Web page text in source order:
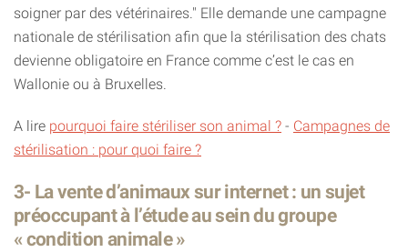
soigner par des vétérinaires." Elle demande une campagne
nationale de stérilisation afin que la stérilisation des chats
devienne obligatoire en France comme c’est le cas en
Wallonie ou à Bruxelles.
A lire pourquoi faire stériliser son animal ? - Campagnes de
stérilisation : pour quoi faire ?
3- La vente d’animaux sur internet : un sujet
préoccupant à l’étude au sein du groupe
« condition animale »